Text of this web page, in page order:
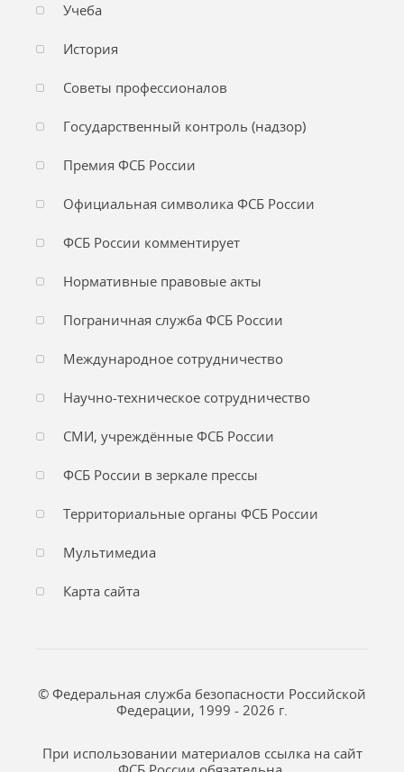
Учеба
История
Советы профессионалов
Государственный контроль (надзор)
Премия ФСБ России
Официальная символика ФСБ России
ФСБ России комментирует
Нормативные правовые акты
Пограничная служба ФСБ России
Международное сотрудничество
Научно-техническое сотрудничество
СМИ, учреждённые ФСБ России
ФСБ России в зеркале прессы
Территориальные органы ФСБ России
Мультимедиа
Карта сайта
© Федеральная служба безопасности Российской
Федерации, 1999 - 2026 г.
При использовании материалов ссылка на сайт